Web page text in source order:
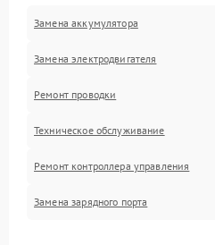
Замена аккумулятора
Замена электродвигателя
Ремонт проводки
Техническое обслуживание
Ремонт контроллера управления
Замена зарядного порта